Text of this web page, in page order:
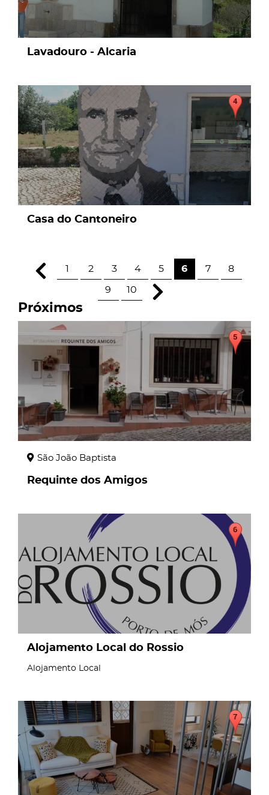
Lavadouro - Alcaria
page
Casa do Cantoneiro
1 2 3 4 5 6 7 8
9 10
Próximos
page
São João Baptista
Requinte dos Amigos
Alojamento Local do Rossio
Alojamento Local
page